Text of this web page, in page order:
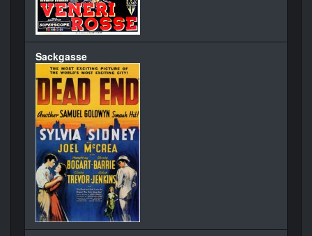
Sackgasse